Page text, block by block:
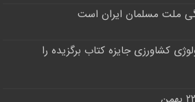
ملت مسلمان ایران است
کشاورزی جایزه کتاب برگزیده را